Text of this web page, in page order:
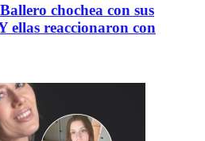
chochea con sus
ellas reaccionaron con